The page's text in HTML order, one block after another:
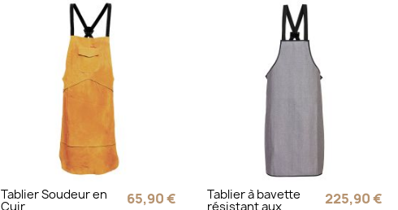
Tablier Soudeur en
Cuir 65,90 € Tablier à bavette
résistant aux 225,90 €